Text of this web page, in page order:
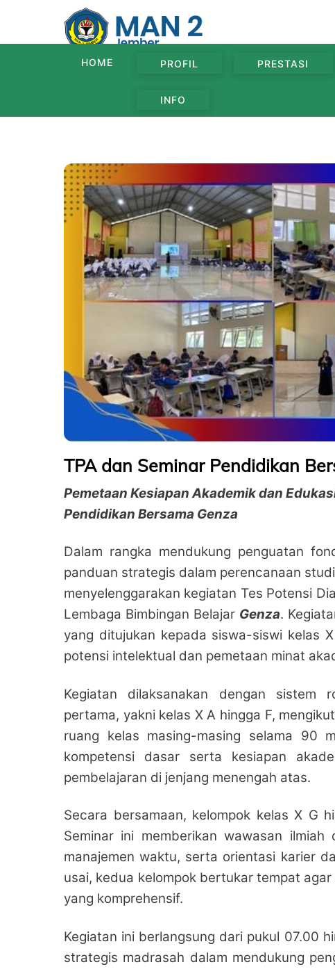
HOME PROFIL PRESTASI
INFO
TPA dan Seminar Pendidikan
Pemetaan Kesiapan Akademik dan
Pendidikan Bersama Genza
Dalam rangka mendukung penguatan
panduan strategis dalam perencanaan
menyelenggarakan kegiatan Tes Potensi
Lembaga Bimbingan Belajar Genza.
yang ditujukan kepada siswa-siswi kelas
potensi intelektual dan pemetaan minat
Kegiatan dilaksanakan dengan sistem
pertama, yakni kelas X A hingga F,
ruang kelas masing-masing selama 90
kompetensi dasar serta kesiapan
pembelajaran di jenjang menengah atas.
Secara bersamaan, kelompok kelas X G
Seminar ini memberikan wawasan
manajemen waktu, serta orientasi karier
usai, kedua kelompok bertukar tempat
yang komprehensif.
Kegiatan ini berlangsung dari pukul 07.00
strategis madrasah dalam mendukung